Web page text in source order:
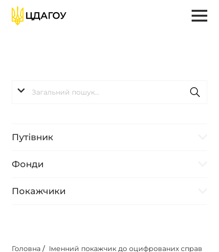
Путівник
Фонди
Покажчики
Головна / Іменний покажчик до оцифрованих справ